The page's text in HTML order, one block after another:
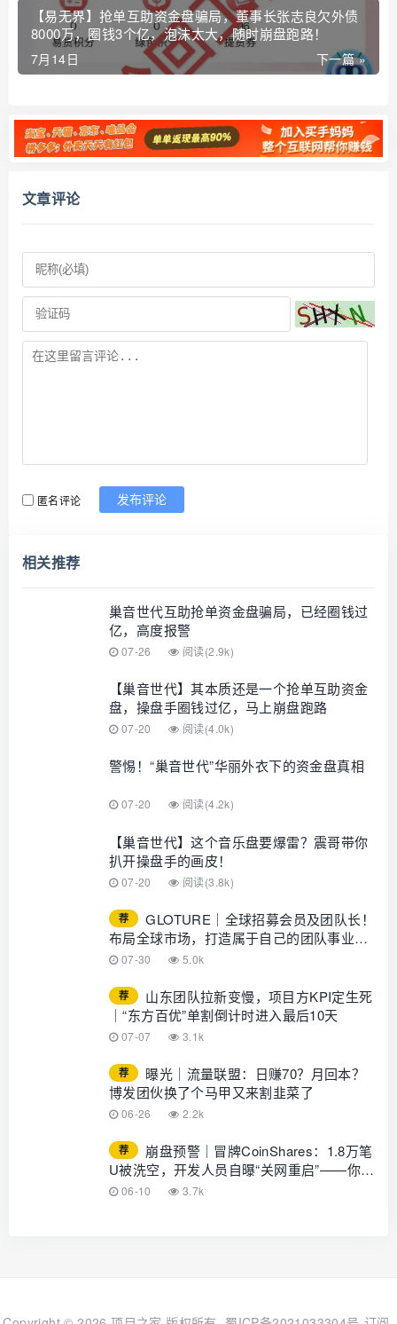
【易无界】抢单互助资金盘骗局，董事长张志良欠外债
8000万，圈钱3个亿，泡沫太大，随时崩盘跑路！
下一篇 »
7月14日
文章评论
匿名评论 发布评论
相关推荐
巢音世代互助抢单资金盘骗局，已经圈钱过
亿，高度报警
07-26 阅读(2.9k)
【巢音世代】其本质还是一个抢单互助资金
盘，操盘手圈钱过亿，马上崩盘跑路
07-20 阅读(4.0k)
警惕！“巢音世代”华丽外衣下的资金盘真相
07-20 阅读(4.2k)
【巢音世代】这个音乐盘要爆雷？震哥带你
扒开操盘手的画皮！
07-20 阅读(3.8k)
荐
GLOTURE｜全球招募会员及团队长！
布局全球市场，打造属于自己的团队事业，
想增加收入？想打造团队？加入
07-30 5.0k
荐
山东团队拉新变慢，项目方KPI定生死
｜“东方百优”单割倒计时进入最后10天
07-07 3.1k
荐
曝光｜流量联盟：日赚70？月回本？
博发团伙换了个马甲又来割韭菜了
06-26 2.2k
荐
崩盘预警｜冒牌CoinShares：1.8万笔
U被洗空，开发人员自曝“关网重启”——你的
钱早已不在账上
06-10 3.7k